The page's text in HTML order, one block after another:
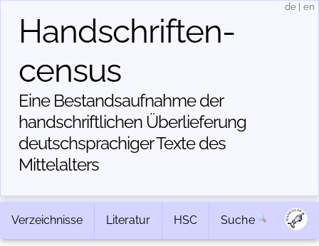
Handschriften­
census
Eine Bestandsaufnahme der
handschriftlichen Über­lieferung
deutschsprachiger Texte des
Mittelalters
de en
Verzeichnisse Literatur HSC Suche